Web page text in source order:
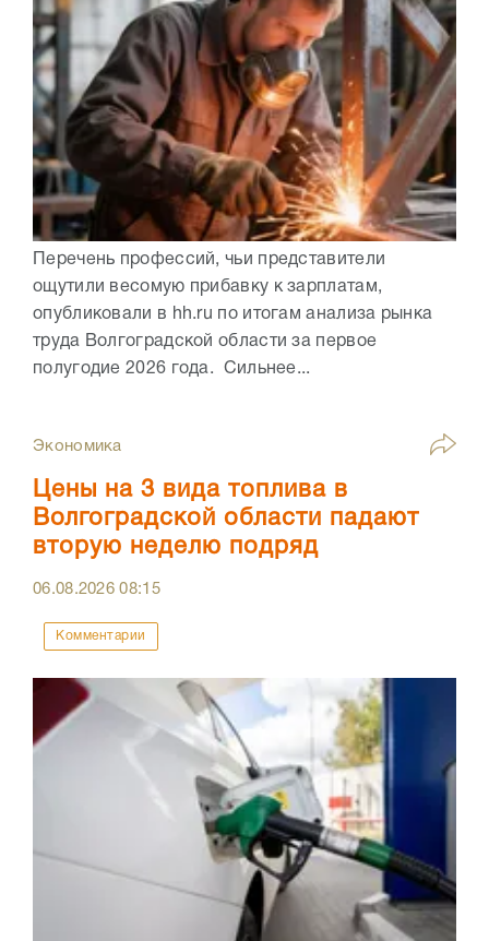
Перечень профессий, чьи представители
ощутили весомую прибавку к зарплатам,
опубликовали в hh.ru по итогам анализа рынка
труда Волгоградской области за первое
полугодие 2026 года. Сильнее...
Экономика
Цены на 3 вида топлива в
Волгоградской области падают
вторую неделю подряд
06.08.202608:15
Комментарии